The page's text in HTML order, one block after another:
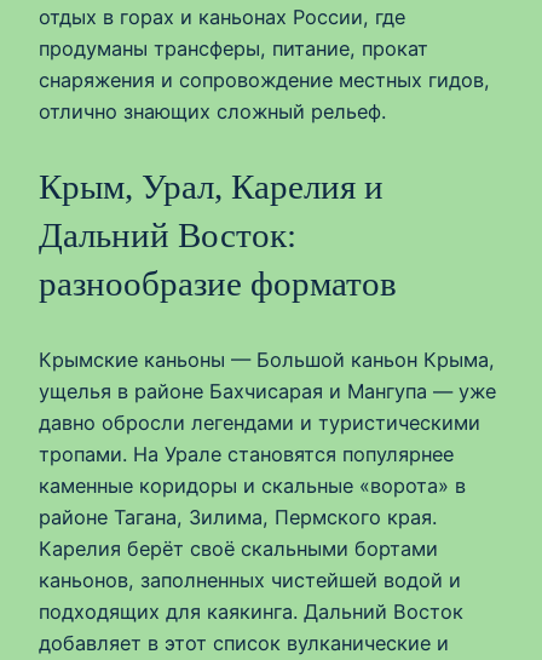
отдых в горах и каньонах России, где
продуманы трансферы, питание, прокат
снаряжения и сопровождение местных гидов,
отлично знающих сложный рельеф.
Крым, Урал, Карелия и
Дальний Восток:
разнообразие форматов
Крымские каньоны — Большой каньон Крыма,
ущелья в районе Бахчисарая и Мангупа — уже
давно обросли легендами и туристическими
тропами. На Урале становятся популярнее
каменные коридоры и скальные «ворота» в
районе Тагана, Зилима, Пермского края.
Карелия берёт своё скальными бортами
каньонов, заполненных чистейшей водой и
подходящих для каякинга. Дальний Восток
добавляет в этот список вулканические и